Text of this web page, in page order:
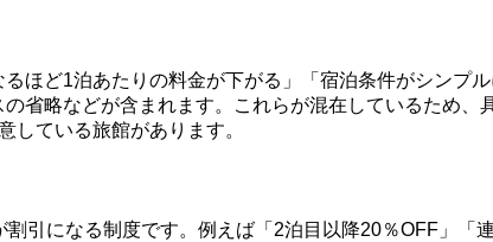
ほど1泊あたりの料金が下がる」「宿泊条件がシンプ
省略などが含まれます。これらが混在しているため、
している旅館があります。
引になる制度です。例えば「2泊目以降20％OFF」「